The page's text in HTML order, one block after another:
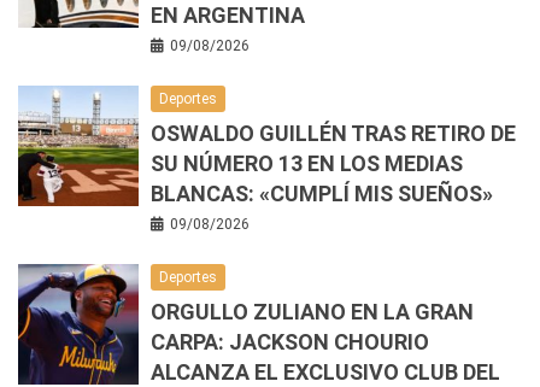
EN ARGENTINA
09/08/2026
Deportes
OSWALDO GUILLÉN TRAS RETIRO DE
SU NÚMERO 13 EN LOS MEDIAS
BLANCAS: «CUMPLÍ MIS SUEÑOS»
09/08/2026
Deportes
ORGULLO ZULIANO EN LA GRAN
CARPA: JACKSON CHOURIO
ALCANZA EL EXCLUSIVO CLUB DEL